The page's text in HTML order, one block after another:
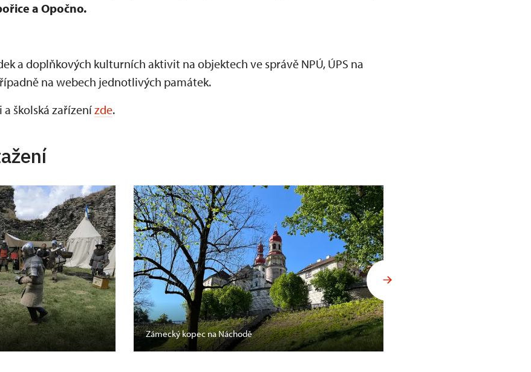
a Opočno.
a doplňkových kulturních aktivit na objektech ve správě NPÚ, ÚPS na
na webech jednotlivých památek.
školská zařízenízde.
Zámecký kopec na Náchodě